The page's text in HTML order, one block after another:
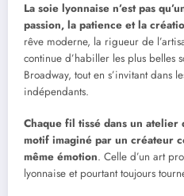
La soie lyonnaise n’est pas
passion, la patience et la
rêve moderne, la rigueur de
continue d’habiller les plus belles
Broadway, tout en s’invitant dans
indépendants.
Chaque fil tissé dans un atelier
motif imaginé par un créateur
même émotion. Celle d’un art
lyonnaise et pourtant toujours